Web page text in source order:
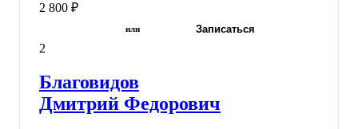
2 800 ₽
или Записаться
2
Благовидов
Дмитрий Федорович